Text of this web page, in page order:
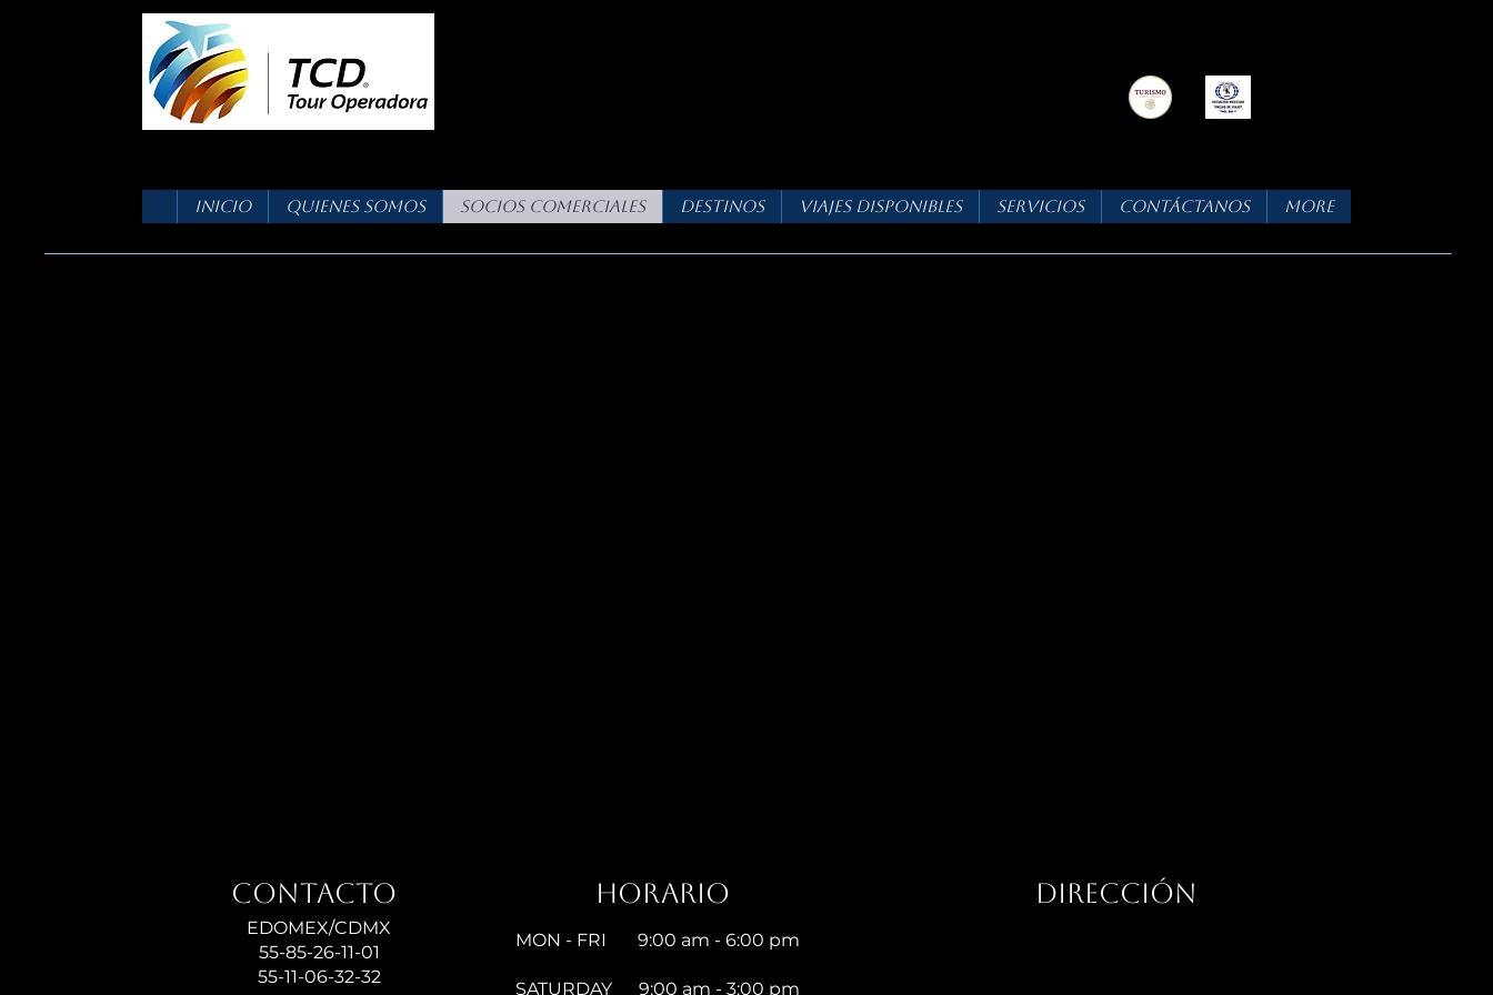
Inicio Quienes Somos Socios Comerciales Destinos Viajes Disponibles Servicios Contáctanos More
Contacto
EDOMEX/CDMX
55-85-26-11-01
55-11-06-32-32
Horario
MON - FRI 9:00 am - 6:00 pm
SATURDAY 9:00 am - 3:00 pm
DIRECCIÓN